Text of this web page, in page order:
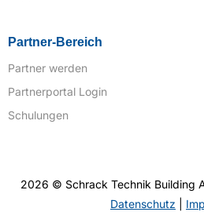
Partner-Bereich
Partner werden
Partnerportal Login
Schulungen
2026 © Schrack Technik Building
Datenschutz